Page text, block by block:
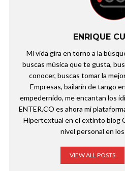
ENRIQUE
Mi vida gira en torno a la
buscas música que te gusta,
conocer, buscas tomar la
Empresas, bailarín de tango
empedernido, me encantan los
ENTER.CO es ahora mi
Hipertextual en el extinto blog
nivel personal en
VIEW ALL POSTS